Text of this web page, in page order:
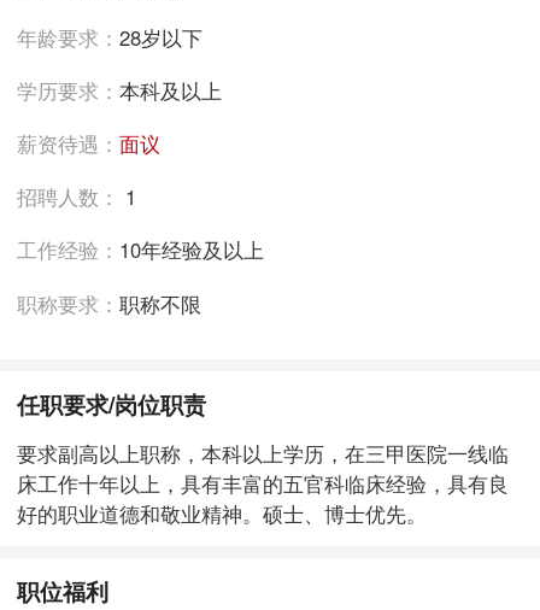
年龄要求：28岁以下
学历要求：本科及以上
薪资待遇：面议
招聘人数： 1
工作经验： 10年经验及以上
职称要求：职称不限
任职要求/岗位职责
要求副高以上职称，本科以上学历，在三甲医院一线临
床工作十年以上，具有丰富的五官科临床经验，具有良
好的职业道德和敬业精神。硕士、博士优先。
职位福利